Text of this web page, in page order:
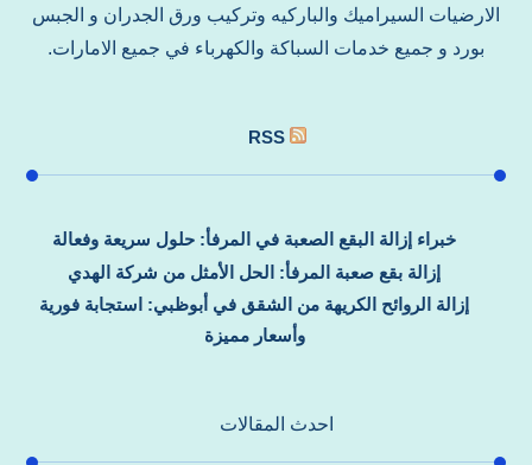
الارضيات السيراميك والباركيه وتركيب ورق الجدران و الجبس
بورد و جميع خدمات السباكة والكهرباء في جميع الامارات.
RSS
خبراء إزالة البقع الصعبة في المرفأ: حلول سريعة وفعالة
إزالة بقع صعبة المرفأ: الحل الأمثل من شركة الهدي
إزالة الروائح الكريهة من الشقق في أبوظبي: استجابة فورية
وأسعار مميزة
احدث المقالات